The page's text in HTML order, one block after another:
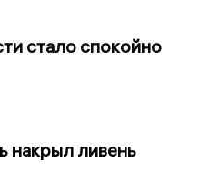
стало спокойно
накрыл ливень